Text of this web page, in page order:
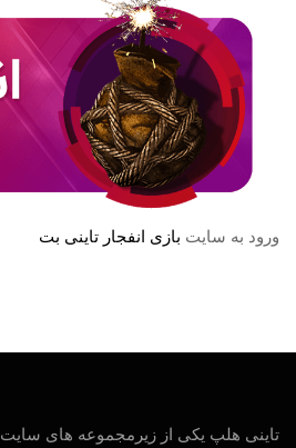
ورود به سایت بازی انفجار تاینی بت
تاینی هلپ یکی از زیرمجموعه های